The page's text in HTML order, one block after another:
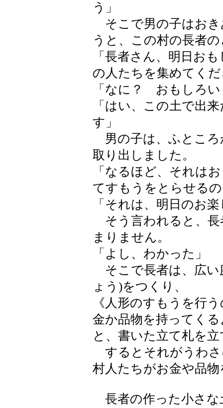
う」
そこで男の子はおき
うと、この村の長者
「長者さん、明日お
の人たちを集めてく
「なに？ おもしろ
「はい、この土で出
す」
男の子は、ふところ
取り出しました。
「なるほど、それは
てすもうをとらせる
「それは、明日のお
そう言われると、長
まりません。
「よし、わかった」
そこで長者は、広い
ょう)をつくり、
《人形のすもうを行
金か品物を持ってく
と、書いた立て札を
するとそれがうわさ
村人たちがお金や品
長者の作った小さな